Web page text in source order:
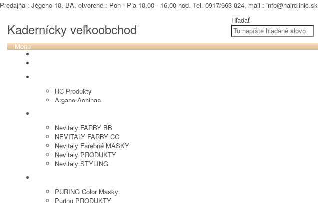
Predajňa : Jégeho 10, BA, otvorené : Pon - Pia 10,00 - 16,00 hod. Tel. 0917/963 024, mail : info@hairclinic.sk
Kadernícky veľkoobchod Hľadať
Menu
HC Produkty
Argane Achinae
Nevitaly FARBY BB
NEVITALY FARBY CC
Nevitaly Farebné MASKY
Nevitaly PRODUKTY
Nevitaly STYLING
PURING Color Masky
Puring PRODUKTY